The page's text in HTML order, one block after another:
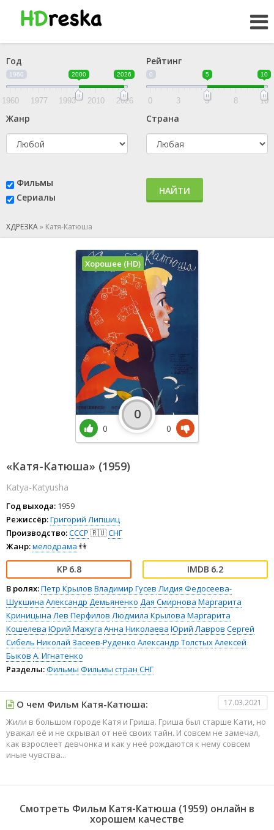
Год
1960 2000 2026
1960 1977 1993 2010 2026
Рейтинг
0 5 10
0 3 5 8 10
Жанр Страна
Фильмы
Сериалы
НАЙТИ
ХДРЕЗКА» Катя-Катюша
«Катя-Катюша» (1959)
Katya-Katyusha
Год выхода: 1959
Режиссёр:Григорий Липшиц
Производство:СССР 🇷🇺СНГ
Жанр:мелодрама 👫
6.8 6.2
В ролях:Петр Крылов Владимир Гусев Лидия Федосеева-
Шукшина Александр Демьяненко Дая Смирнова Маргарита
Криницына Лев Перфилов Людмила Крылова Маргарита
Кошелева Юрий Мажуга Анна Николаева Юрий Лавров Сергей
Сибель Николай Засеев-Руденко Александр ТолстыхАлексей
Быков А. Игнатенко
Разделы:Фильмы Фильмы стран СНГ
Хорошее (HD)
0
0
0
О чем Фильм Катя-Катюша: 17.03.2021
Жили в большом городе Катя и Гриша. Гриша был старше Кати, но
уважал её и не скрывал от неё своих тайн. И совсем не замечал,
как взрослеет девчонка и как у неё рождаются к нему совсем
иные чувства...
Смотреть Фильм Катя-Катюша (1959) онлайн в
хорошем качестве